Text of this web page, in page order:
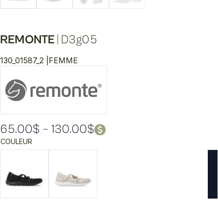
REMONTE D3g05
130_01587_2 | FEMME
65.00$ – 130.00$
Plage
de
65.00$
à
COULEUR